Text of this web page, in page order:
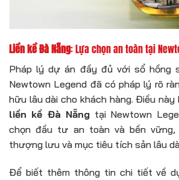
Liền kề Đà Nẵng: Lựa chọn an toàn tại
Pháp lý dự án đầy đủ với sổ hồng
Newtown Legend đã có pháp lý rõ
hữu lâu dài cho khách hàng. Điều này
liền kề Đà Nẵng tại Newtown
chọn đầu tư an toàn và bền
thượng lưu và mục tiêu tích sản lâu
Để biết thêm thông tin chi tiết về